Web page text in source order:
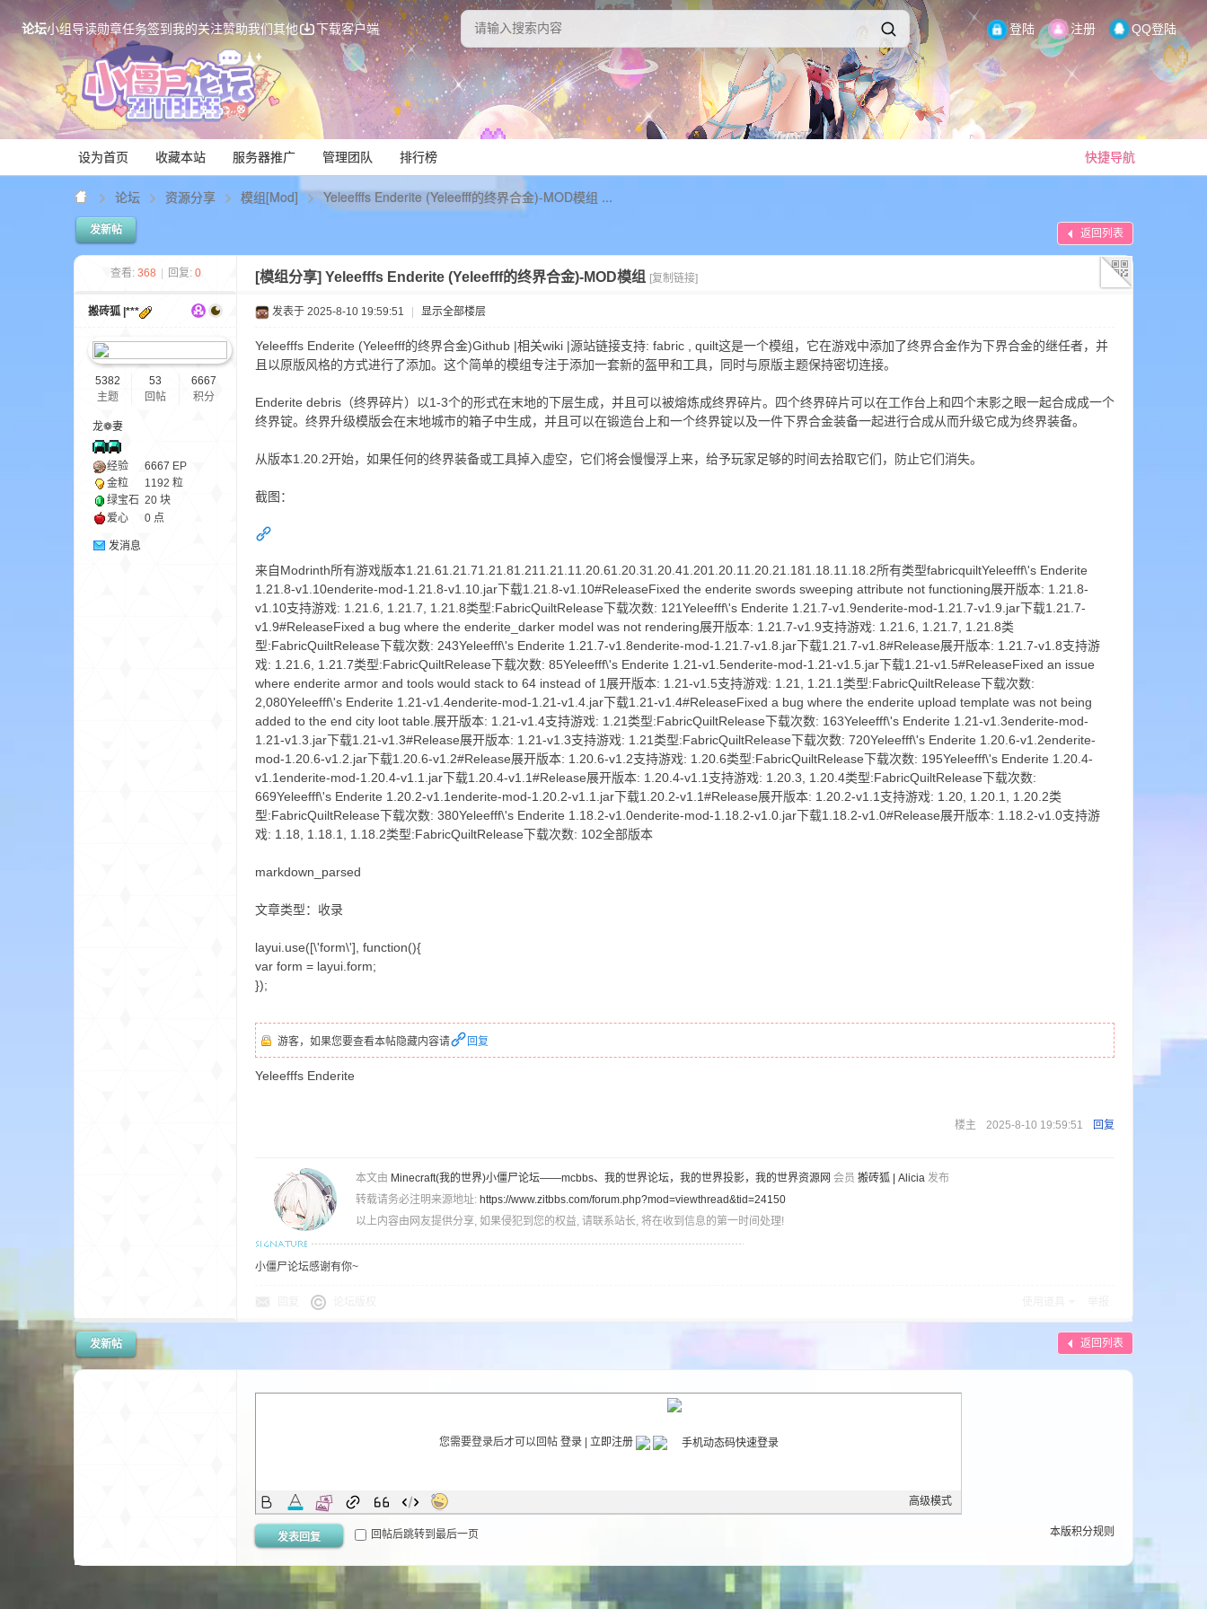
论坛小组导读勋章任务签到我的关注赞助我们其他 下载客户端 登陆 注册 QQ登陆
快捷导航
设为首页 收藏本站 服务器推广 管理团队 排行榜
的
论坛 资源分享 模组[Mod] Yeleefffs Enderite (Yeleefff的终界合金)-MOD模组 ...
返回列表
发新帖
查看: 368 回复: 0 [模组分享] Yeleefffs Enderite (Yeleefff的终界合金)-MOD模组 [复制链接]
搬砖狐 |***
5382
主题
53
回帖
6667
积分
龙❁妻
经验 6667 EP
金粒
1192 粒
绿宝石 20 块
爱心
0 点
发消息
发表于 2025-8-10 19:59:51 显示全部楼层
Yeleefffs Enderite (Yeleefff的终界合金)Github |相关wiki |源站链接支持: fabric , quilt这是一个模组，它在游戏中添加了终界合金作为下界合金的继任者，并
且以原版风格的方式进行了添加。这个简单的模组专注于添加一套新的盔甲和工具，同时与原版主题保持密切连接。
Enderite debris（终界碎片）以1-3个的形式在末地的下层生成，并且可以被熔炼成终界碎片。四个终界碎片可以在工作台上和四个末影之眼一起合成成一个
终界锭。终界升级模版会在末地城市的箱子中生成，并且可以在锻造台上和一个终界锭以及一件下界合金装备一起进行合成从而升级它成为终界装备。
从版本1.20.2开始，如果任何的终界装备或工具掉入虚空，它们将会慢慢浮上来，给予玩家足够的时间去拾取它们，防止它们消失。
截图：
来自Modrinth所有游戏版本1.21.61.21.71.21.81.211.21.11.20.61.20.31.20.41.201.20.11.20.21.181.18.11.18.2所有类型fabricquiltYeleefff\'s Enderite
1.21.8-v1.10enderite-mod-1.21.8-v1.10.jar下载1.21.8-v1.10#ReleaseFixed the enderite swords sweeping attribute not functioning展开版本: 1.21.8-
v1.10支持游戏: 1.21.6, 1.21.7, 1.21.8类型:FabricQuiltRelease下载次数: 121Yeleefff\'s Enderite 1.21.7-v1.9enderite-mod-1.21.7-v1.9.jar下载1.21.7-
v1.9#ReleaseFixed a bug where the enderite_darker model was not rendering展开版本: 1.21.7-v1.9支持游戏: 1.21.6, 1.21.7, 1.21.8类
型:FabricQuiltRelease下载次数: 243Yeleefff\'s Enderite 1.21.7-v1.8enderite-mod-1.21.7-v1.8.jar下载1.21.7-v1.8#Release展开版本: 1.21.7-v1.8支持游
戏: 1.21.6, 1.21.7类型:FabricQuiltRelease下载次数: 85Yeleefff\'s Enderite 1.21-v1.5enderite-mod-1.21-v1.5.jar下载1.21-v1.5#ReleaseFixed an issue
where enderite armor and tools would stack to 64 instead of 1展开版本: 1.21-v1.5支持游戏: 1.21, 1.21.1类型:FabricQuiltRelease下载次数:
2,080Yeleefff\'s Enderite 1.21-v1.4enderite-mod-1.21-v1.4.jar下载1.21-v1.4#ReleaseFixed a bug where the enderite upload template was not being
added to the end city loot table.展开版本: 1.21-v1.4支持游戏: 1.21类型:FabricQuiltRelease下载次数: 163Yeleefff\'s Enderite 1.21-v1.3enderite-mod-
1.21-v1.3.jar下载1.21-v1.3#Release展开版本: 1.21-v1.3支持游戏: 1.21类型:FabricQuiltRelease下载次数: 720Yeleefff\'s Enderite 1.20.6-v1.2enderite-
mod-1.20.6-v1.2.jar下载1.20.6-v1.2#Release展开版本: 1.20.6-v1.2支持游戏: 1.20.6类型:FabricQuiltRelease下载次数: 195Yeleefff\'s Enderite 1.20.4-
v1.1enderite-mod-1.20.4-v1.1.jar下载1.20.4-v1.1#Release展开版本: 1.20.4-v1.1支持游戏: 1.20.3, 1.20.4类型:FabricQuiltRelease下载次数:
669Yeleefff\'s Enderite 1.20.2-v1.1enderite-mod-1.20.2-v1.1.jar下载1.20.2-v1.1#Release展开版本: 1.20.2-v1.1支持游戏: 1.20, 1.20.1, 1.20.2类
型:FabricQuiltRelease下载次数: 380Yeleefff\'s Enderite 1.18.2-v1.0enderite-mod-1.18.2-v1.0.jar下载1.18.2-v1.0#Release展开版本: 1.18.2-v1.0支持游
戏: 1.18, 1.18.1, 1.18.2类型:FabricQuiltRelease下载次数: 102全部版本
markdown_parsed
文章类型：收录
layui.use([\'form\'], function(){
var form = layui.form;
});
游客，如果您要查看本帖隐藏内容请 回复
Yeleefffs Enderite
楼主 2025-8-10 19:59:51 回复
本文由 Minecraft(我的世界)小僵尸论坛——mcbbs、我的世界论坛，我的世界投影，我的世界资源网 会员 搬砖狐 | Alicia 发布
转载请务必注明来源地址: https://www.zitbbs.com/forum.php?mod=viewthread&tid=24150
以上内容由网友提供分享, 如果侵犯到您的权益, 请联系站长, 将在收到信息的第一时间处理!
小僵尸论坛感谢有你~
返回列表
发新帖
您需要登录后才可以回帖 登录| 立即注册
高级模式
本版积分规则
发表回复 回帖后跳转到最后一页